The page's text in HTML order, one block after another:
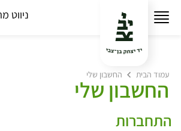
ניווט
עמוד הבית החשבון שלי
החשבון שלי
התחברות